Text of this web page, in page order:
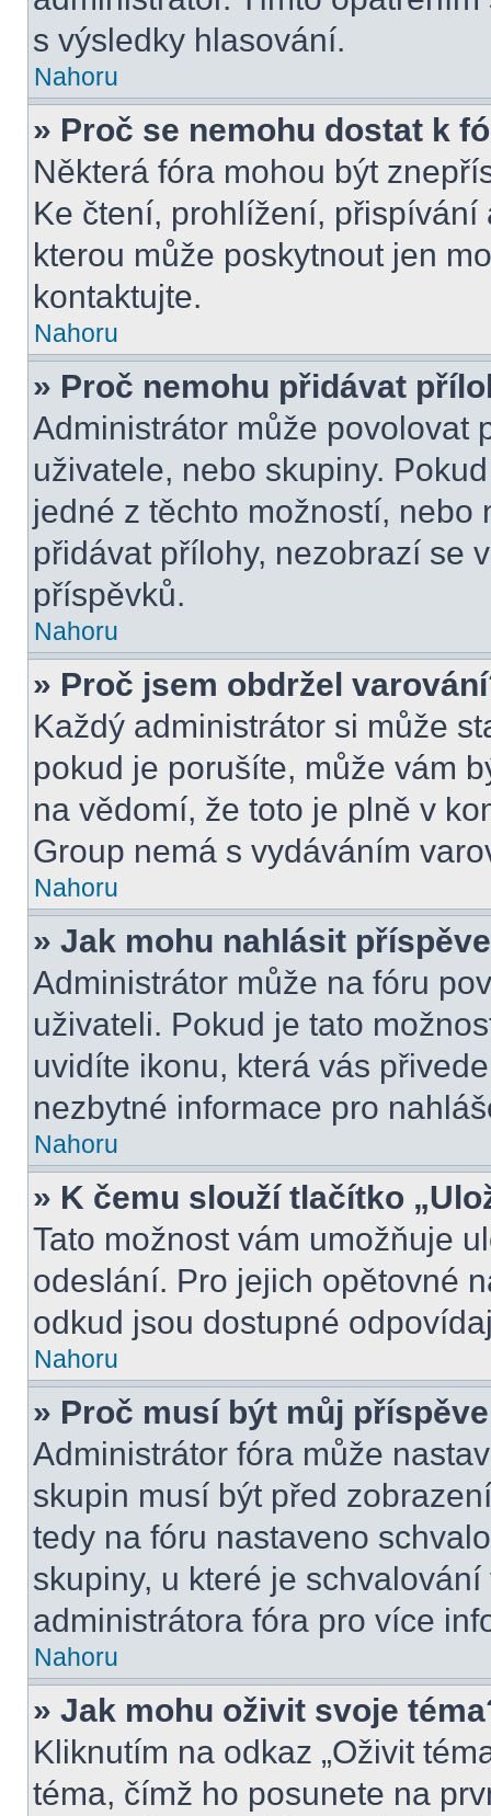
s výsledky hlasování.
Nahoru
» Proč se nemohu dostat k
Některá fóra mohou být
Ke čtení, prohlížení,
kterou může poskytnout jen
kontaktujte.
Nahoru
» Proč nemohu přidávat
Administrátor může povolovat
uživatele, nebo skupiny.
jedné z těchto možností,
přidávat přílohy, nezobrazí se
příspěvků.
Nahoru
» Proč jsem obdržel
Každý administrátor si může
pokud je porušíte, může vám
na vědomí, že toto je plně v
Group nemá s vydáváním
Nahoru
» Jak mohu nahlásit
Administrátor může na fóru
uživateli. Pokud je tato
uvidíte ikonu, která vás
nezbytné informace pro
Nahoru
» K čemu slouží tlačítko
Tato možnost vám umožňuje
odeslání. Pro jejich opětovné
odkud jsou dostupné
Nahoru
» Proč musí být můj
Administrátor fóra může
skupin musí být před
tedy na fóru nastaveno
skupiny, u které je
administrátora fóra pro více
Nahoru
» Jak mohu oživit svoje
Kliknutím na odkaz „Oživit
téma, čímž ho posunete na